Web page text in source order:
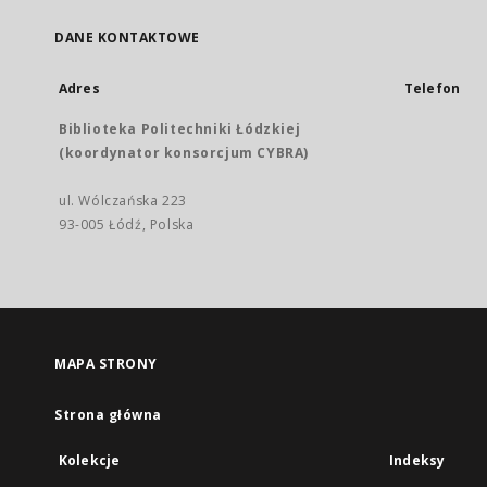
DANE KONTAKTOWE
Adres
Biblioteka Politechniki Łódzkiej
(koordynator konsorcjum CYBRA)
ul. Wólczańska 223
93-005 Łódź, Polska
Telefon
MAPA STRONY
Strona główna
Kolekcje Indeksy